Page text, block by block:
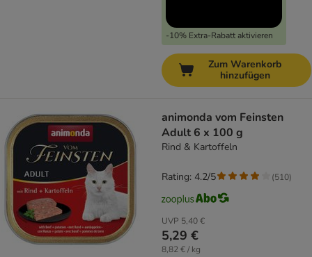
-10% Extra-Rabatt aktivieren
Zum Warenkorb
hinzufügen
animonda vom Feinsten
Adult 6 x 100 g
Rind & Kartoffeln
UVP 5,40 €
5,29 €
8,82 € / kg
Rating: 4.2/5 (510)